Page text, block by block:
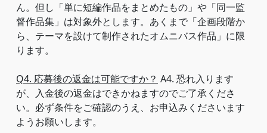
ん。但し「単に短編作品をまとめたもの」や「同一監
督作品集」は対象外とします。あくまで「企画段階か
ら、テーマを設けて制作されたオムニバス作品」に限
ります。
Q4. 応募後の返金は可能ですか？ A4. 恐れ入ります
が、入金後の返金はできかねますのでご了承くださ
い。必ず条件をご確認のうえ、お申込みくださいます
ようお願いします。